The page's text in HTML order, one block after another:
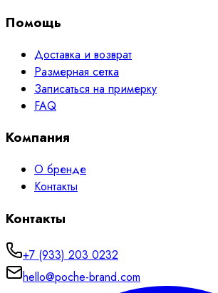
Помощь
Доставка и возврат
Размерная сетка
Записаться на примерку
FAQ
Компания
О бренде
Контакты
Контакты
+7 (933) 203 0232
hello@poche-brand.com